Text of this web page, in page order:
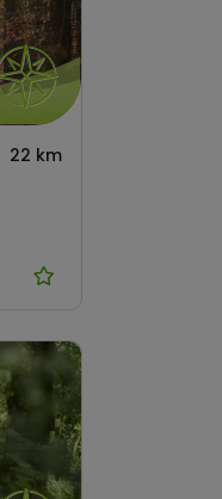
22 km